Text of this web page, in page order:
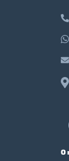
O